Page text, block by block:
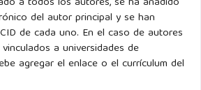
del autor principal y se han
de cada uno. En el caso de autores
a universidades de
agregar el enlace o el currículum del